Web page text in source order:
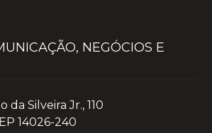
NEGÓCIOS E
da Silveira Jr., 110
14026-240